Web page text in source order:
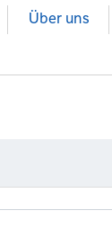
Über uns